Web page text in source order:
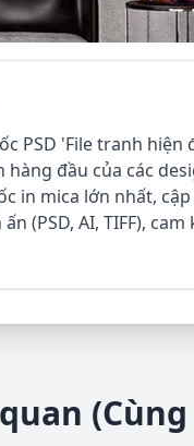
PSD 'File tranh hiện
hàng đầu của các
in mica lớn nhất,
(PSD, AI, TIFF),